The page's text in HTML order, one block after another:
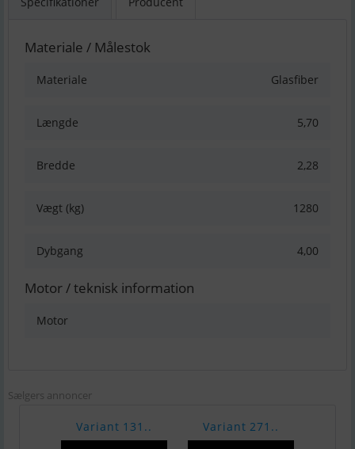
Materiale / Målestok
Materiale Glasfiber
Længde 5,70
Bredde 2,28
Vægt (kg) 1280
Dybgang 4,00
Motor / teknisk information
Motor
Sælgers annoncer
Variant 131.. Variant 271..